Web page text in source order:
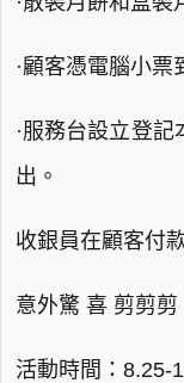
·顧客憑電腦小票
·服務台設立登
出。
收銀員在顧客付
意外驚 喜 剪剪剪
活動時間：8.25-